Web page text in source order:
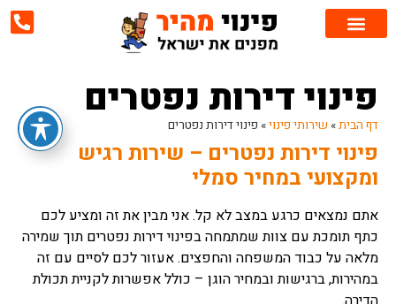
פינוי דירות נפטרים
דף הבית» שירותי פינוי» פינוי דירות נפטרים
פינוי דירות נפטרים – שירות רגיש
ומקצועי במחיר סמלי
אתם נמצאים כרגע במצב לא קל. אני מבין את זה ומציע לכם
כתף תומכת עם צוות שמתמחה בפינוי דירות נפטרים תוך שמירה
מלאה על כבוד המשפחה והחפצים. אעזור לכם לסיים עם זה
במהירות, ברגישות ובמחיר הוגן – כולל אפשרות לקניית תכולת